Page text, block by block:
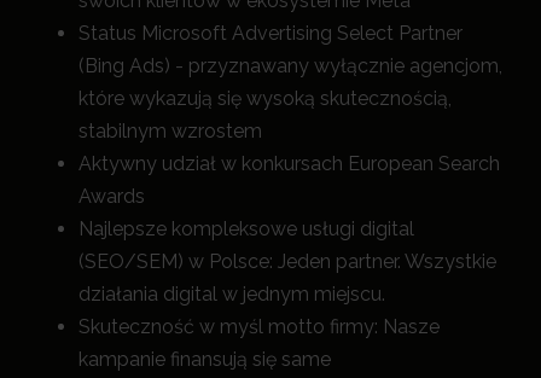
Status Microsoft Advertising Select Partner
(Bing Ads) - przyznawany wyłącznie agencjom,
które wykazują się wysoką skutecznością,
stabilnym wzrostem
Aktywny udział w konkursach European Search
Awards
Najlepsze kompleksowe usługi digital
(SEO/SEM) w Polsce: Jeden partner. Wszystkie
działania digital w jednym miejscu.
Skuteczność w myśl motto firmy: Nasze
kampanie finansują się same